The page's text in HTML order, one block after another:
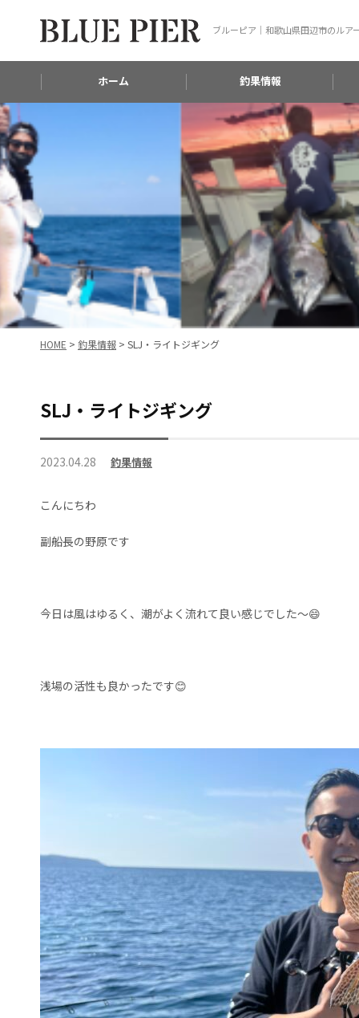
ブルーピア｜和歌山県田辺市のルア
ホーム 釣果情報
HOME > 釣果情報 > SLJ・ライトジギング
SLJ・ライトジギング
2023.04.28 釣果情報
こんにちわ
副船長の野原です
今日は風はゆるく、潮がよく流れて良い感じでした〜😄
浅場の活性も良かったです😊